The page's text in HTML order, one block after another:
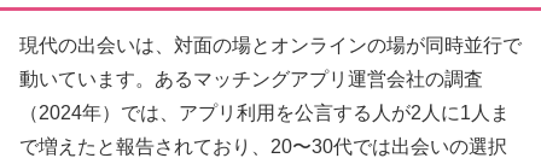
現代の出会いは、対面の場とオンラインの場が同時並行で
動いています。あるマッチングアプリ運営会社の調査
（2024年）では、アプリ利用を公言する人が2人に1人ま
で増えたと報告されており、20〜30代では出会いの選択